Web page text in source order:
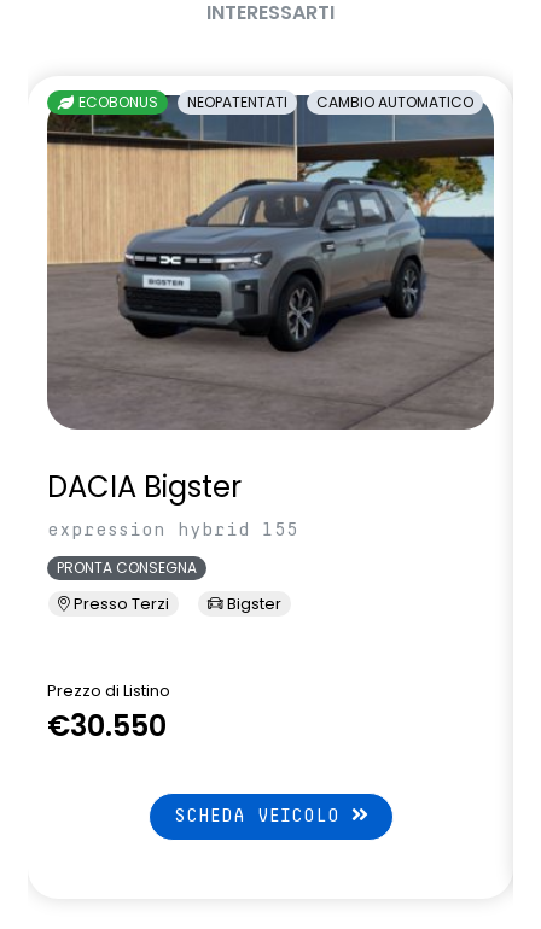
INTERESSARTI
ECOBONUS NEOPATENTATI CAMBIO AUTOMATICO
DACIA Bigster
expression hybrid 155
PRONTA CONSEGNA
Presso Terzi Bigster
Prezzo di Listino
€30.550
SCHEDA VEICOLO